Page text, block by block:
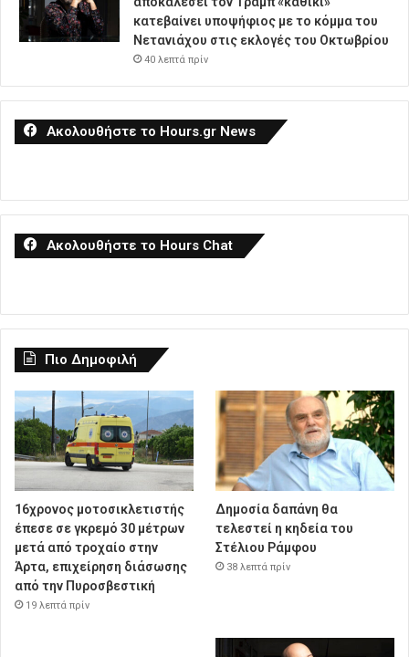
κατεβαίνει υποψήφιος με το κόμμα του
Νετανιάχου στις εκλογές του Οκτωβρίου
40 λεπτά πρίν
Ακολουθήστε το Hours.gr News
Ακολουθήστε το Hours Chat
Πιο Δημοφιλή
16χρονος μοτοσικλετιστής
έπεσε σε γκρεμό 30 μέτρων
μετά από τροχαίο στην
Άρτα, επιχείρηση διάσωσης
από την Πυροσβεστική
19 λεπτά πρίν
Δημοσία δαπάνη θα
τελεστεί η κηδεία του
Στέλιου Ράμφου
38 λεπτά πρίν